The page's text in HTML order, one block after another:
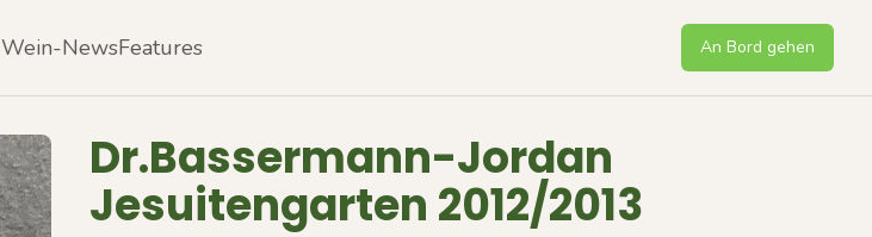
Wein-NewsFeatures An Bord gehen
Dr.Bassermann-Jordan
Jesuitengarten 2012/2013